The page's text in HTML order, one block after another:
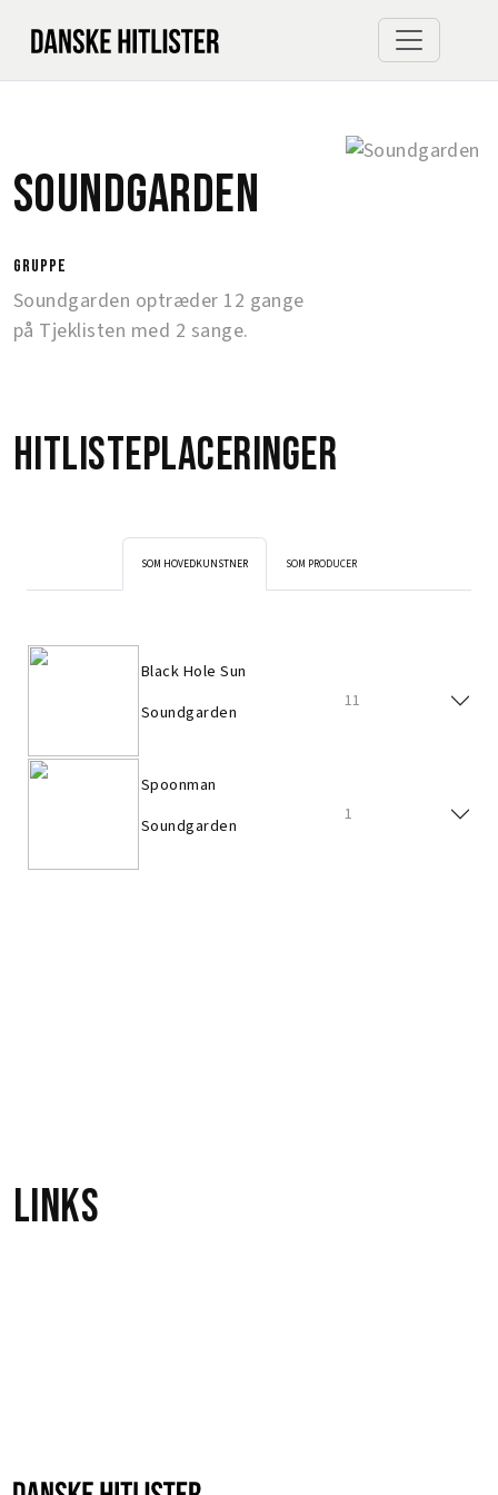
Soundgarden
gruppe
Soundgarden optræder 12 gange
på Tjeklisten med 2 sange.
Hitlisteplaceringer
SOM HOVEDKUNSTNER SOM PRODUCER
Black Hole Sun
Soundgarden
11
Spoonman
Soundgarden
1
Links